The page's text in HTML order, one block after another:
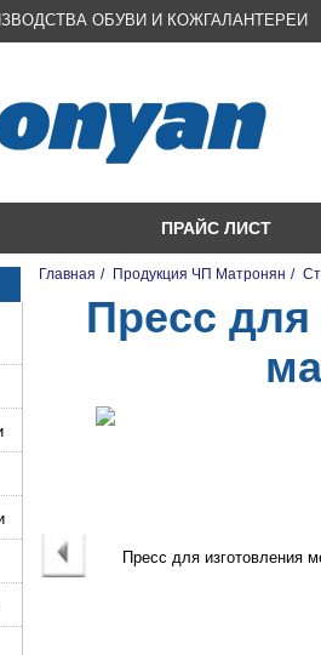
ОБУВИ И КОЖГАЛАНТЕРЕИ
ПРАЙС ЛИСТ
Главная / Продукция ЧП Матронян /
Пресс для